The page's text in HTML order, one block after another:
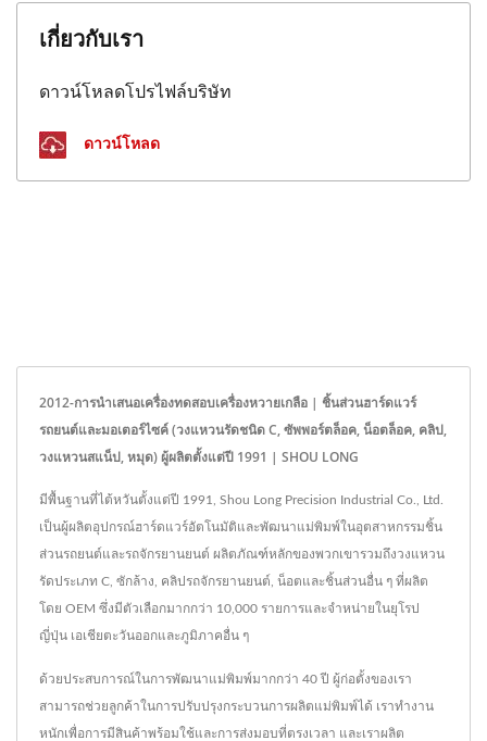
เกี่ยวกับเรา
ดาวน์โหลดโปรไฟล์บริษัท
ดาวน์โหลด
2012-การนำเสนอเครื่องทดสอบเครื่องหวายเกลือ | ชิ้นส่วนฮาร์ดแวร์
รถยนต์และมอเตอร์ไซค์ (วงแหวนรัดชนิด C, ซัพพอร์ตล็อค, น็อตล็อค, คลิป,
วงแหวนสแน็ป, หมุด) ผู้ผลิตตั้งแต่ปี 1991 | SHOU LONG
มีพื้นฐานที่ไต้หวันตั้งแต่ปี 1991, Shou Long Precision Industrial Co., Ltd.
เป็นผู้ผลิตอุปกรณ์ฮาร์ดแวร์อัตโนมัติและพัฒนาแม่พิมพ์ในอุตสาหกรรมชิ้น
ส่วนรถยนต์และรถจักรยานยนต์ ผลิตภัณฑ์หลักของพวกเขารวมถึงวงแหวน
รัดประเภท C, ซักล้าง, คลิปรถจักรยานยนต์, น็อตและชิ้นส่วนอื่น ๆ ที่ผลิต
โดย OEM ซึ่งมีตัวเลือกมากกว่า 10,000 รายการและจำหน่ายในยุโรป
ญี่ปุ่น เอเชียตะวันออกและภูมิภาคอื่น ๆ
ด้วยประสบการณ์ในการพัฒนาแม่พิมพ์มากกว่า 40 ปี ผู้ก่อตั้งของเรา
สามารถช่วยลูกค้าในการปรับปรุงกระบวนการผลิตแม่พิมพ์ได้ เราทำงาน
หนักเพื่อการมีสินค้าพร้อมใช้และการส่งมอบที่ตรงเวลา และเราผลิต